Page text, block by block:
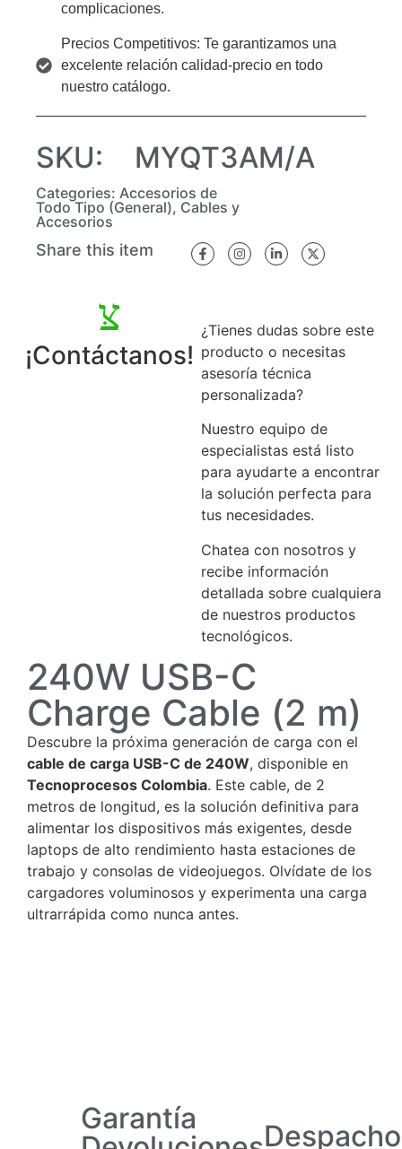
¡Contáctanos!
¿Tienes dudas sobre este
producto o necesitas
asesoría técnica
personalizada?
Nuestro equipo de
especialistas está listo
para ayudarte a encontrar
la solución perfecta para
tus necesidades.
Chatea con nosotros y
recibe información
detallada sobre cualquiera
de nuestros productos
tecnológicos.
240W USB-C
Charge Cable (2 m)
Descubre la próxima generación de carga con el
cable de carga USB-C de 240W, disponible en
Tecnoprocesos Colombia. Este cable, de 2
metros de longitud, es la solución definitiva para
alimentar los dispositivos más exigentes, desde
laptops de alto rendimiento hasta estaciones de
trabajo y consolas de videojuegos. Olvídate de los
cargadores voluminosos y experimenta una carga
ultrarrápida como nunca antes.
complicaciones.
Precios Competitivos: Te garantizamos una
excelente relación calidad-precio en todo
nuestro catálogo.
SKU: MYQT3AM/A
Categories: Accesorios de
Todo Tipo (General), Cables y
Accesorios
Share this item
Garantía